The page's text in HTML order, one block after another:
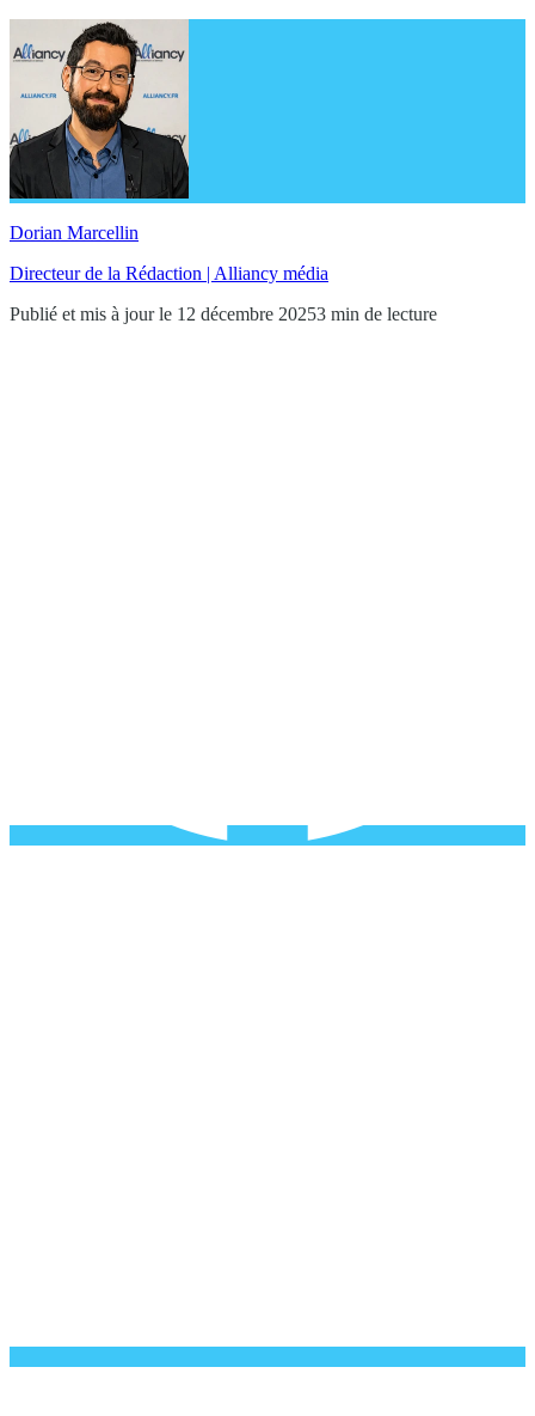
Dorian Marcellin
Directeur de la Rédaction | Alliancy média
Publié et mis à jour le 12 décembre 20253 min de lecture